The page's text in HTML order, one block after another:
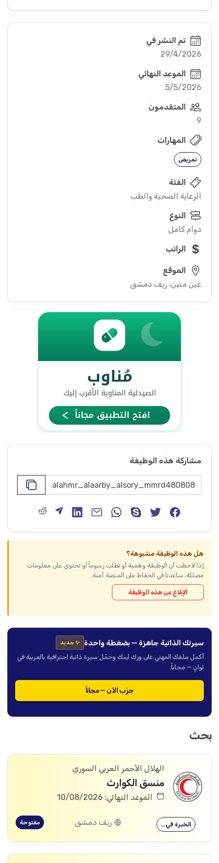
تم النشر في
29/4/2026
الموعد النهائي
5/5/2026
المتقدمون
9
المهارات
تمريض
الفئة
الرعاية الصحية والطب
النوع
دوام كامل
الراتب
الموقع
عين منين، ريف دمشق
مشاركة هذه الوظيفة
هل هذه الوظيفة مشبوهة؟
إذا لاحظت أن الوظيفة وهمية أو تطلب رسوماً أو تحتوي على معلومات
مضللة، ساعدنا في الحفاظ على المنصة آمنة.
الإبلاغ عن هذه الوظيفة
سيرتك الذاتية جاهزة — بضغطة واحدة ✨ جديد
أكمل ملفك المهني على ورك لينك وحمّل سيرة ذاتية احترافية بالعربية في
ثوانٍ — مجاناً.
جرّب الآن — مجاناً
بحث
الهلال الأحمر العربي السوري
منسق الكوارث
الموعد النهائي: 10/08/2026
الخبرة في… ريف دمشق مفتوحة